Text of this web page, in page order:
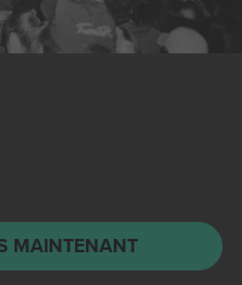
MAINTENANT